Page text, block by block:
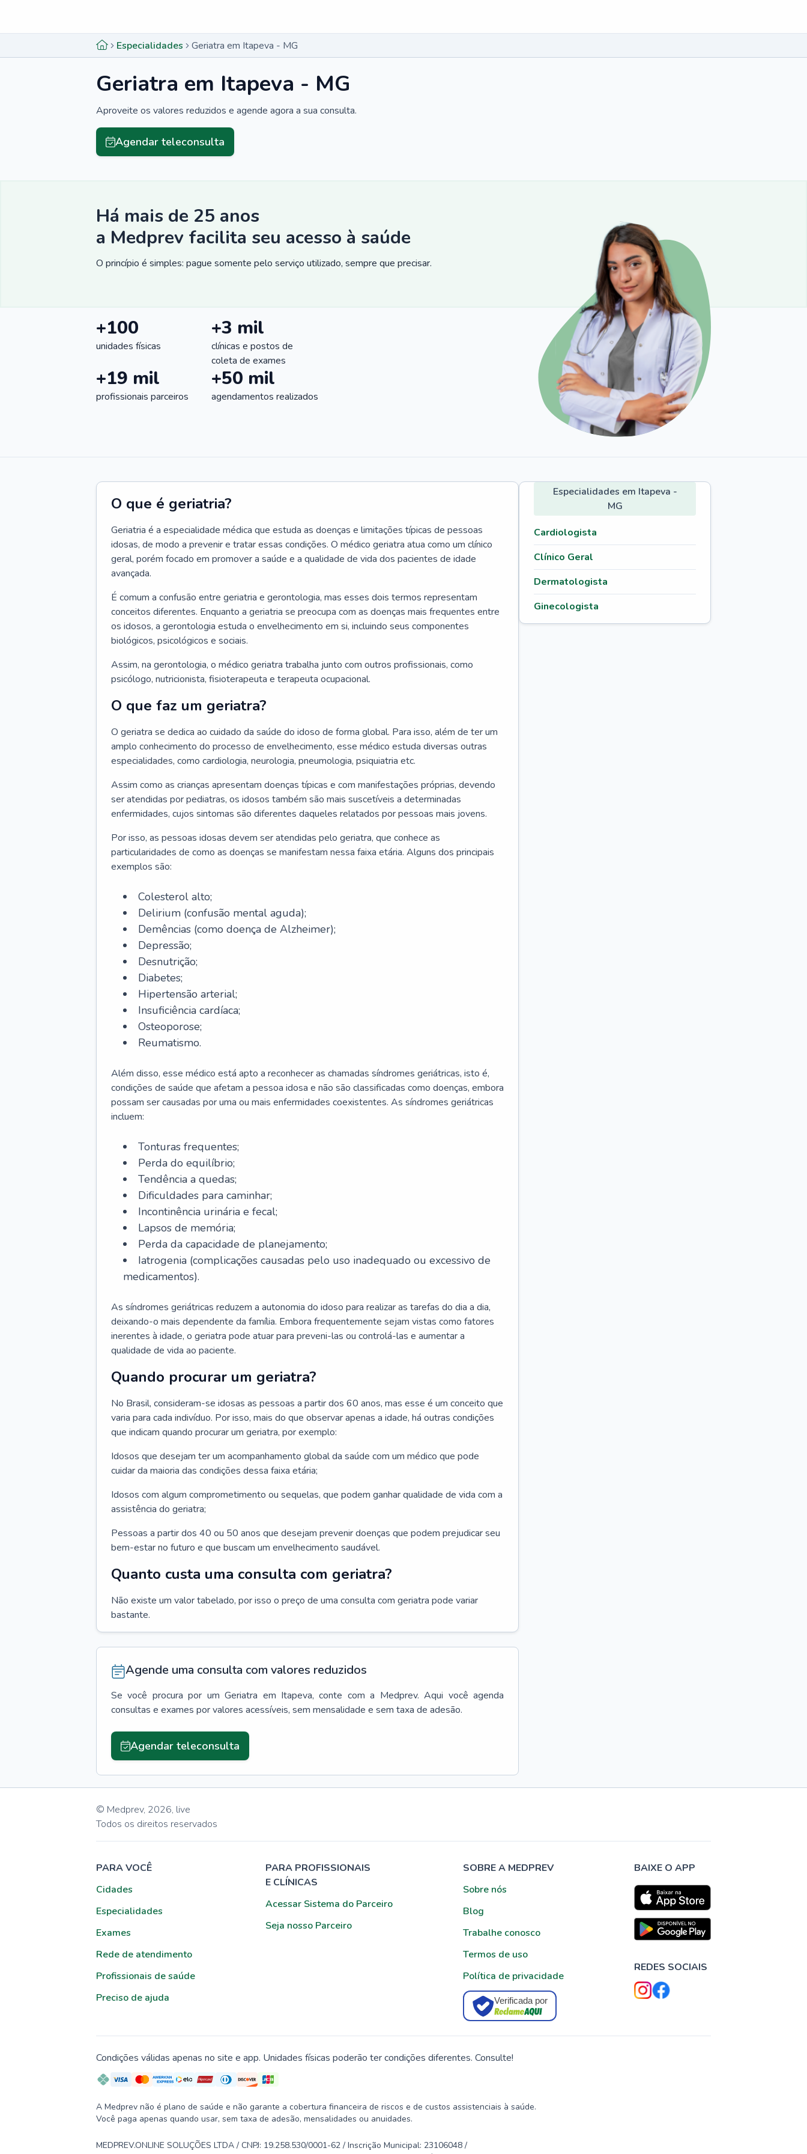
Especialidades Geriatra em Itapeva - MG
Geriatra em Itapeva - MG
Aproveite os valores reduzidos e agende agora a sua consulta.
Agendar teleconsulta
Há mais de 25 anos
a Medprev facilita seu acesso à saúde
O princípio é simples: pague somente pelo serviço utilizado, sempre que precisar.
+100
unidades físicas
+3 mil
clínicas e postos de
coleta de exames
+19 mil
profissionais parceiros
+50 mil
agendamentos realizados
O que é geriatria?
Geriatria é a especialidade médica que estuda as doenças e limitações típicas de pessoas
idosas, de modo a prevenir e tratar essas condições. O médico geriatra atua como um clínico
geral, porém focado em promover a saúde e a qualidade de vida dos pacientes de idade
avançada.
É comum a confusão entre geriatria e gerontologia, mas esses dois termos representam
conceitos diferentes. Enquanto a geriatria se preocupa com as doenças mais frequentes entre
os idosos, a gerontologia estuda o envelhecimento em si, incluindo seus componentes
biológicos, psicológicos e sociais.
Assim, na gerontologia, o médico geriatra trabalha junto com outros profissionais, como
psicólogo, nutricionista, fisioterapeuta e terapeuta ocupacional.
O que faz um geriatra?
O geriatra se dedica ao cuidado da saúde do idoso de forma global. Para isso, além de ter um
amplo conhecimento do processo de envelhecimento, esse médico estuda diversas outras
especialidades, como cardiologia, neurologia, pneumologia, psiquiatria etc.
Assim como as crianças apresentam doenças típicas e com manifestações próprias, devendo
ser atendidas por pediatras, os idosos também são mais suscetíveis a determinadas
enfermidades, cujos sintomas são diferentes daqueles relatados por pessoas mais jovens.
Por isso, as pessoas idosas devem ser atendidas pelo geriatra, que conhece as
particularidades de como as doenças se manifestam nessa faixa etária. Alguns dos principais
exemplos são:
Colesterol alto;
Delirium (confusão mental aguda);
Demências (como doença de Alzheimer);
Depressão;
Desnutrição;
Diabetes;
Hipertensão arterial;
Insuficiência cardíaca;
Osteoporose;
Reumatismo.
Além disso, esse médico está apto a reconhecer as chamadas síndromes geriátricas, isto é,
condições de saúde que afetam a pessoa idosa e não são classificadas como doenças, embora
possam ser causadas por uma ou mais enfermidades coexistentes. As síndromes geriátricas
incluem:
Tonturas frequentes;
Perda do equilíbrio;
Tendência a quedas;
Dificuldades para caminhar;
Incontinência urinária e fecal;
Lapsos de memória;
Perda da capacidade de planejamento;
Iatrogenia (complicações causadas pelo uso inadequado ou excessivo de
medicamentos).
As síndromes geriátricas reduzem a autonomia do idoso para realizar as tarefas do dia a dia,
deixando-o mais dependente da família. Embora frequentemente sejam vistas como fatores
inerentes à idade, o geriatra pode atuar para preveni-las ou controlá-las e aumentar a
qualidade de vida ao paciente.
Quando procurar um geriatra?
No Brasil, consideram-se idosas as pessoas a partir dos 60 anos, mas esse é um conceito que
varia para cada indivíduo. Por isso, mais do que observar apenas a idade, há outras condições
que indicam quando procurar um geriatra, por exemplo:
Idosos que desejam ter um acompanhamento global da saúde com um médico que pode
cuidar da maioria das condições dessa faixa etária;
Idosos com algum comprometimento ou sequelas, que podem ganhar qualidade de vida com a
assistência do geriatra;
Pessoas a partir dos 40 ou 50 anos que desejam prevenir doenças que podem prejudicar seu
bem-estar no futuro e que buscam um envelhecimento saudável.
Quanto custa uma consulta com geriatra?
Não existe um valor tabelado, por isso o preço de uma consulta com geriatra pode variar
bastante.
Agende uma consulta com valores reduzidos
Se você procura por um Geriatra em Itapeva, conte com a Medprev. Aqui você agenda
consultas e exames por valores acessíveis, sem mensalidade e sem taxa de adesão.
Agendar teleconsulta
Especialidades em Itapeva -
MG
Cardiologista
Clínico Geral
Dermatologista
Ginecologista
© Medprev, 2026, live
Todos os direitos reservados
PARA VOCÊ
Cidades
Especialidades
Exames
Rede de atendimento
Profissionais de saúde
Preciso de ajuda
PARA PROFISSIONAIS
E CLÍNICAS
Acessar Sistema do Parceiro
Seja nosso Parceiro
SOBRE A MEDPREV
Sobre nós
Blog
Trabalhe conosco
Termos de uso
Política de privacidade
Verificada por
BAIXE O APP
REDES SOCIAIS
Condições válidas apenas no site e app. Unidades físicas poderão ter condições diferentes. Consulte!
A Medprev não é plano de saúde e não garante a cobertura financeira de riscos e de custos assistenciais à saúde.
Você paga apenas quando usar, sem taxa de adesão, mensalidades ou anuidades.
MEDPREV.ONLINE SOLUÇÕES LTDA / CNPJ: 19.258.530/0001-62 / Inscrição Municipal: 23106048 /